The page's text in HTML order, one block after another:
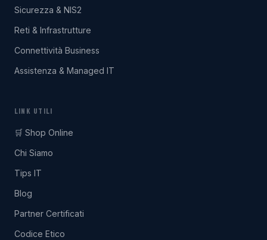
Sicurezza & NIS2
Reti & Infrastrutture
Connettività Business
Assistenza & Managed IT
LINK UTILI
🛒 Shop Online
Chi Siamo
Tips IT
Blog
Partner Certificati
Codice Etico